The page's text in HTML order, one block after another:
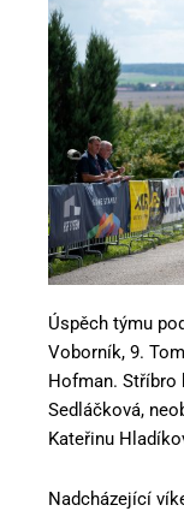
Úspěch týmu
Voborník, 9.
Hofman. Stříbro
Sedláčková,
Kateřinu
Nadcházející